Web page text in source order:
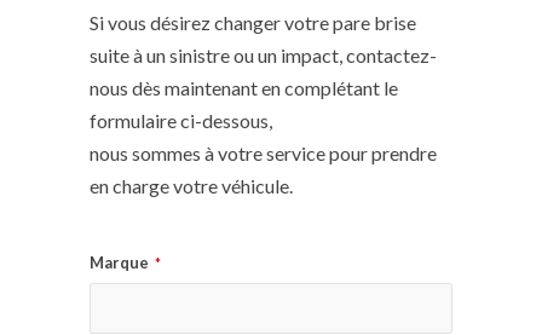
Si vous désirez changer votre pare brise
suite à un sinistre ou un impact, contactez-
nous dès maintenant en complétant le
formulaire ci-dessous,
nous sommes à votre service pour prendre
en charge votre véhicule.
Marque *